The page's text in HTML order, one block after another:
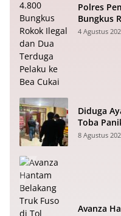
Polres
Bungkus
Pelaku ke
4 Agustus
Diduga
Toba
8 Agustus
Avanza